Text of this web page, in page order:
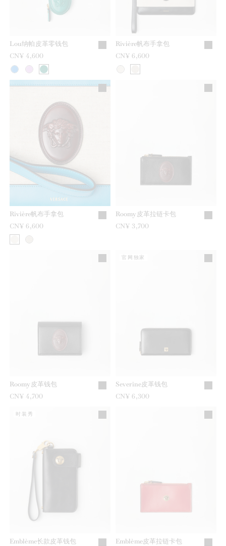
Lou纳帕皮革零钱包
CN¥ 4,600
Rivière帆布手拿包
CN¥ 6,600
Rivière帆布手拿包
CN¥ 6,600
Roomy皮革拉链卡包
CN¥ 3,700
Roomy皮革钱包
CN¥ 4,700
Severine皮革钱包
CN¥ 6,300
官网独家
Emblème长款皮革钱包
时装秀
Emblème皮革拉链卡包